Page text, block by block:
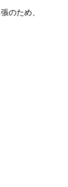
のため、